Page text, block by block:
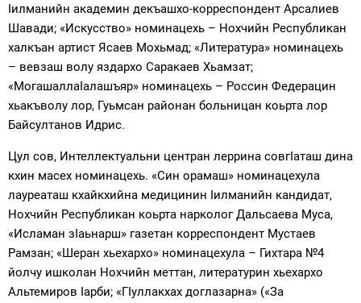
Iилманийн академин декъашхо-корреспондент Арсалиев
Шавади; «Искусство» номинацехь – Нохчийн Республикан
халкъан артист Ясаев Мохьмад; «Литература» номинацехь
– вевзаш волу яздархо Саракаев Хьамзат;
«МогашаллаIалашъяр» номинацехь – Россин Федерацин
хьакъволу лор, Гуьмсан районан больницан коьрта лор
Байсултанов Идрис.
Цул сов, Интеллектуальни центран леррина совгIаташ дина
кхин масех номинацехь. «Син орамаш» номинацехула
лауреаташ кхайкхийна медицинин Iилманийн кандидат,
Нохчийн Республикан коьрта нарколог Дальсаева Муса,
«Исламан зIаьнарш» газетан корреспондент Мустаев
Рамзан; «Шеран хьехархо» номинацехула – Гихтара №4
йолчу ишколан Нохчийн меттан, литературин хьехархо
Альтемиров Iарби; «ГIуллакхах доглазарна» («За